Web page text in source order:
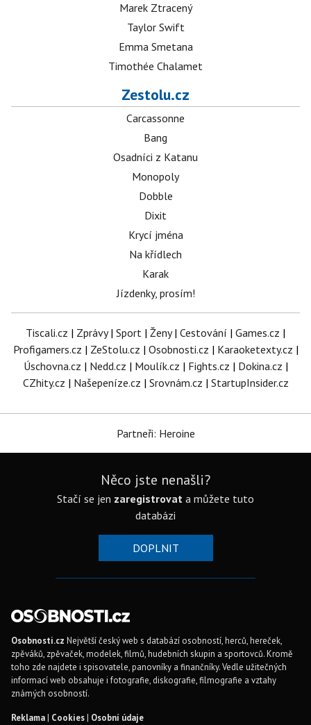
Marek Ztracený
Taylor Swift
Emma Smetana
Timothée Chalamet
Zestolu.cz
Carcassonne
Bang
Osadníci z Katanu
Monopoly
Dobble
Dixit
Krycí jména
Na křídlech
Karak
Jízdenky, prosím!
Tiscali.cz | Zprávy| Sport | Ženy| Cestování | Games.cz |
Profigamers.cz | ZeStolu.cz | Osobnosti.cz | Karaoketexty.cz |
Úschovna.cz | Nedd.cz | Moulík.cz | Fights.cz | Dokina.cz |
CZhity.cz | Našepeníze.cz | Srovnám.cz | StartupInsider.cz
Partneři: Heroine
Něco jste nenašli?
Stačí se jen zaregistrovat a můžete tuto
databázi
DOPLNIT
Osobnosti.cz Největší český web s databází osobností, herců, hereček,
zpěváků, zpěvaček, modelek, filmů, hudebních skupin a sportovců. Kromě
toho zde najdete i spisovatele, panovníky a finančníky. Vedle užitečných
informací web obsahuje i fotografie, diskografie, filmografie a vztahy
známých osobností.
Reklama| Cookies| Osobní údaje